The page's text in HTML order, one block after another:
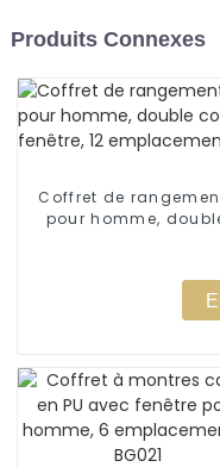
Produits Connexes
Coffret de
pour homme,